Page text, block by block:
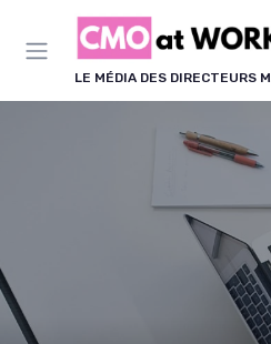
LE MÉDIA DES DIRECTEURS
Panneau de gestion des cookies